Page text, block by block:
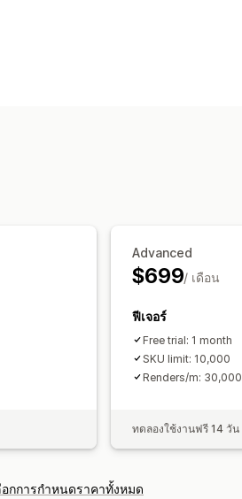
Advanced
$699/ เดือน
ฟีเจอร์
Free trial: 1 month
SKU limit: 10,000
Renders/m: 30,000
ทดลองใช้งานฟรี 14 วัน
อกการกำหนดราคาทั้งหมด